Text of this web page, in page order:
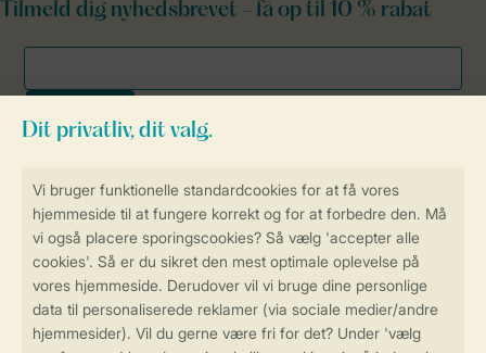
Sikker og hurtig online booking
Sikker datahåndtering
Tilmeld dig nyhedsbrevet - få op til 10 % rabat